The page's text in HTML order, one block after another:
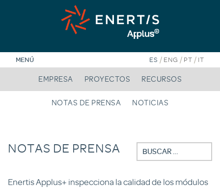
MENÚ ES / ENG / PT / IT
EMPRESA PROYECTOS RECURSOS
NOTAS DE PRENSA NOTICIAS
NOTAS DE PRENSA Buscar:
Enertis Applus+ inspecciona la calidad de los módulos